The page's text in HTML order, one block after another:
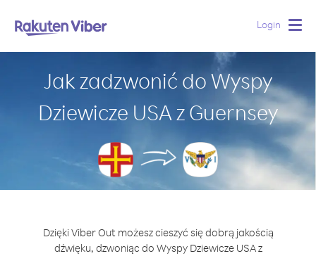
Login
Jak zadzwonić do Wyspy
Dziewicze USA z Guernsey
Dzięki Viber Out możesz cieszyć się dobrą jakością
dźwięku, dzwoniąc do Wyspy Dziewicze USA z